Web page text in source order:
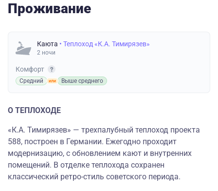
Проживание
Каюта • Теплоход «К.А. Тимирязев»
2 ночи
Комфорт
Средний Выше среднего
О ТЕПЛОХОДЕ
«К.А. Тимирязев» — трехпалубный теплоход проекта
588, построен в Германии. Ежегодно проходит
модернизацию, с обновлением кают и внутренних
помещений. В отделке теплохода сохранен
классический ретро-стиль советского периода.